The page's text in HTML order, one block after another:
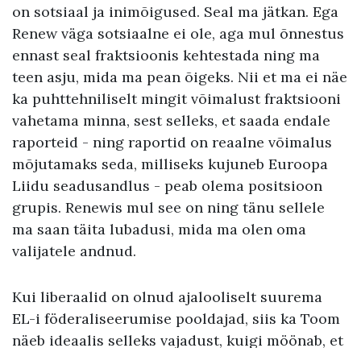
on sotsiaal ja inimõigused. Seal ma jätkan. Ega
Renew väga sotsiaalne ei ole, aga mul õnnestus
ennast seal fraktsioonis kehtestada ning ma
teen asju, mida ma pean õigeks. Nii et ma ei näe
ka puhttehniliselt mingit võimalust fraktsiooni
vahetama minna, sest selleks, et saada endale
raporteid - ning raportid on reaalne võimalus
mõjutamaks seda, milliseks kujuneb Euroopa
Liidu seadusandlus - peab olema positsioon
grupis. Renewis mul see on ning tänu sellele
ma saan täita lubadusi, mida ma olen oma
valijatele andnud.
Kui liberaalid on olnud ajalooliselt suurema
EL-i föderaliseerumise pooldajad, siis ka Toom
näeb ideaalis selleks vajadust, kuigi möönab, et